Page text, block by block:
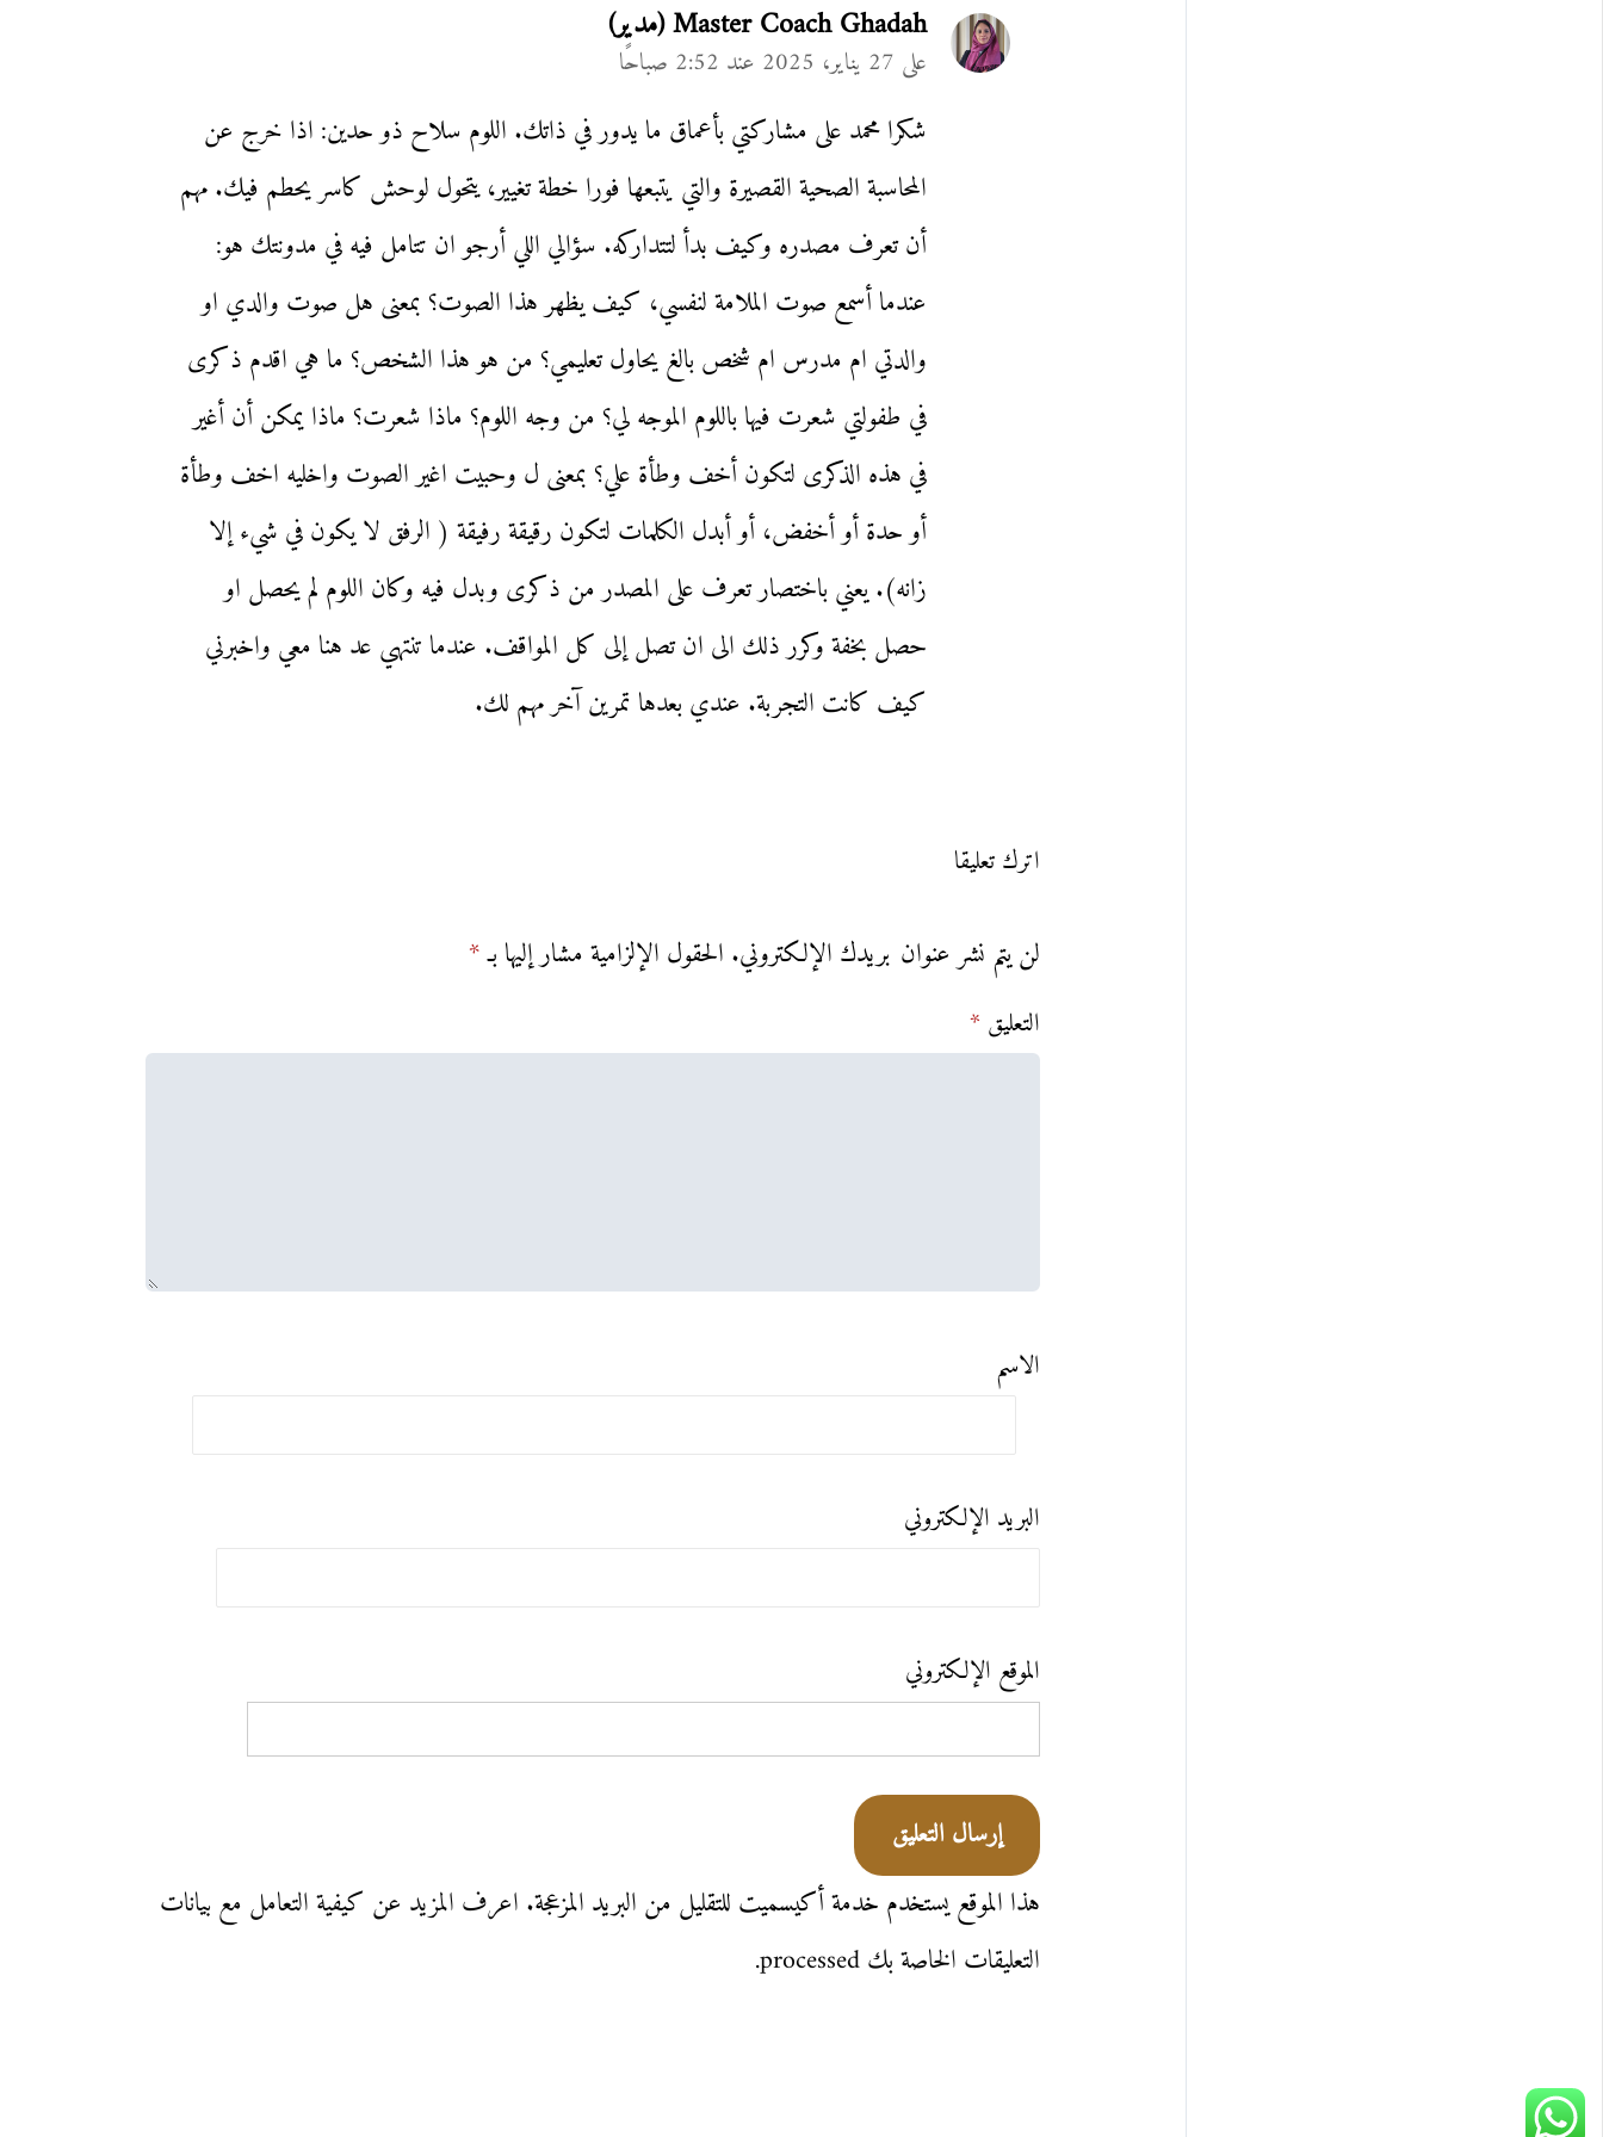
Master Coach Ghadah (مدير)
على 27 يناير، 2025 عند 2:52 صباحًا
شكرا محمد على مشاركتي بأعماق ما يدور في ذاتك. اللوم سلاح ذو حدين: اذا خرج عن
المحاسبة الصحية القصيرة والتي يتبعها فورا خطة تغيير، يتحول لوحش كاسر يحطم فيك. مهم
أن تعرف مصدره وكيف بدأ لتتداركه. سؤالي اللي أرجو ان تتامل فيه في مدونتك هو:
عندما أسمع صوت الملامة لنفسي، كيف يظهر هذا الصوت؟ بمعنى هل صوت والدي او
والدتي ام مدرس ام شخص بالغ يحاول تعليمي؟ من هو هذا الشخص؟ ما هي اقدم ذكرى
في طفولتي شعرت فيها باللوم الموجه لي؟ من وجه اللوم؟ ماذا شعرت؟ ماذا يمكن أن أغير
في هذه الذكرى لتكون أخف وطأة علي؟ بمعنى ل وحبيت اغير الصوت واخليه اخف وطأة
أو حدة أو أخفض، أو أبدل الكلمات لتكون رقيقة رفيقة ( الرفق لا يكون في شيء إلا
زانه). يعني باختصار تعرف على المصدر من ذكرى وبدل فيه وكان اللوم لم يحصل او
حصل بخفة وكرر ذلك الى ان تصل إلى كل المواقف. عندما تنتهي عد هنا معي واخبرني
كيف كانت التجربة. عندي بعدها تمرين آخر مهم لك.
اترك تعليقا
لن يتم نشر عنوان بريدك الإلكتروني.الحقول الإلزامية مشار إليها بـ*
التعليق*
الاسم
البريد الإلكتروني
الموقع الإلكتروني
هذا الموقع يستخدم خدمة أكيسميت للتقليل من البريد المزعجة.اعرف المزيد عن كيفية التعامل مع بيانات
التعليقات الخاصة بك processed
.